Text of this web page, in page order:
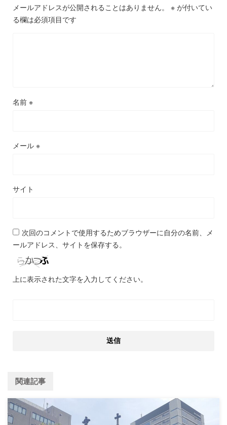
メールアドレスが公開されることはありません。 ※ が付いてい
る欄は必須項目です
名前 ※
メール ※
サイト
次回のコメントで使用するためブラウザーに自分の名前、メ
ールアドレス、サイトを保存する。
上に表示された文字を入力してください。
関連記事